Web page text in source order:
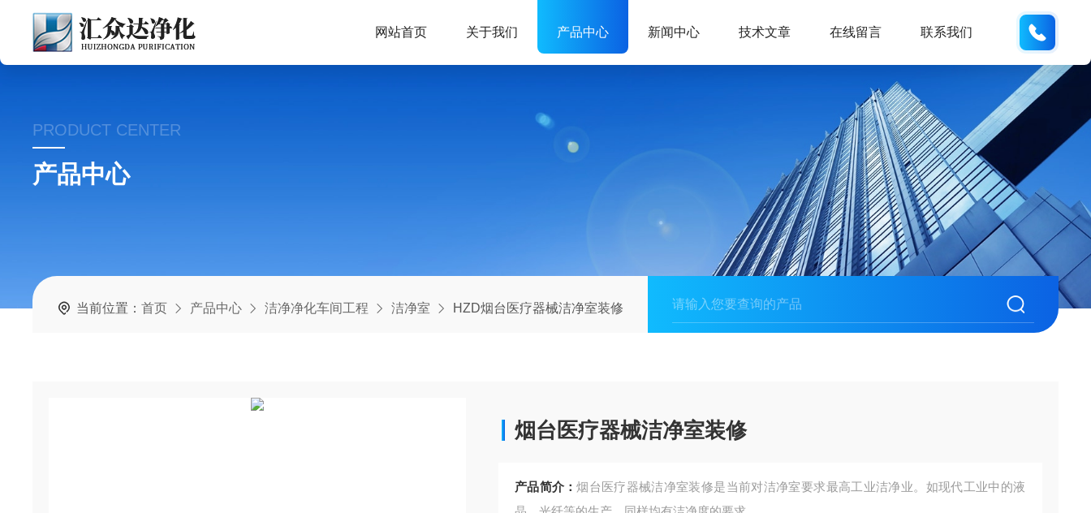
网站首页 关于我们 产品中心 新闻中心 技术文章 在线留言 联系我们
PRODUCT CENTER
产品中心
当前位置：首页 产品中心 洁净净化车间工程 洁净室 HZD烟台医疗器械洁净室装修
烟台医疗器械洁净室装修
产品简介：烟台医疗器械洁净室装修是当前对洁净室要求最高工业洁净业。如现代工业中的液